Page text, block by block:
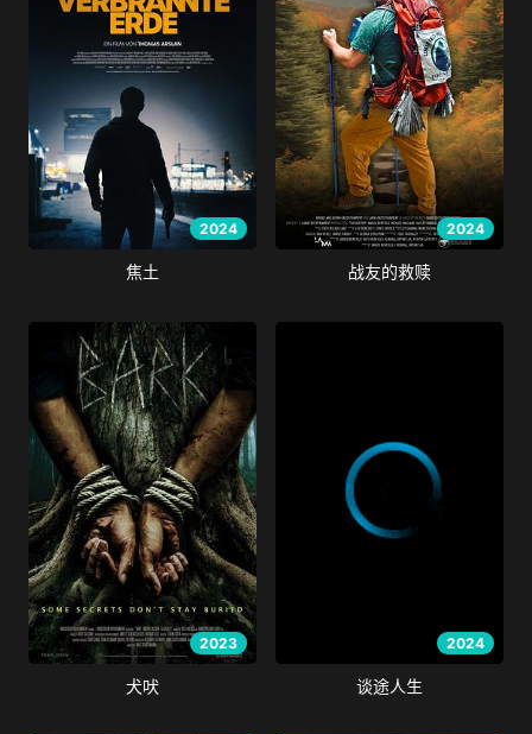
2024
焦土
2024
战友的救赎
2023
犬吠
2024
谈途人生